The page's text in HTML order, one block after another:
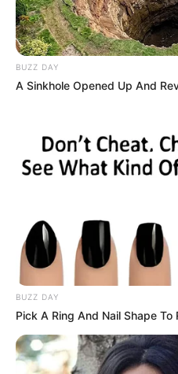
BUZZ DAY
A Sinkhole Opened Up And
BUZZ DAY
Pick A Ring And Nail Shape